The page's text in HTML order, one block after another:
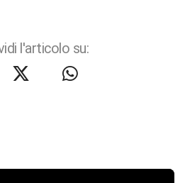
l'articolo su: